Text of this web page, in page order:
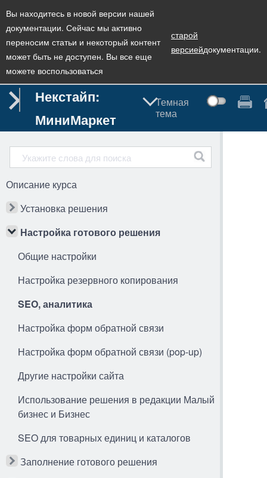
Вы находитесь в новой версии нашей
документации. Сейчас мы активно
переносим статьи и некоторый контент
может быть не доступен. Вы все еще
можете воспользоваться
старой
версиейдокументации.
Некстайп:
МиниМаркет
Темная
тема
Описание курса
Установка решения
Настройка готового решения
Общие настройки
Настройка резервного копирования
SEO, аналитика
Настройка форм обратной связи
Настройка форм обратной связи (pop-up)
Другие настройки сайта
Использование решения в редакции Малый
бизнес и Бизнес
SEO для товарных единиц и каталогов
Заполнение готового решения